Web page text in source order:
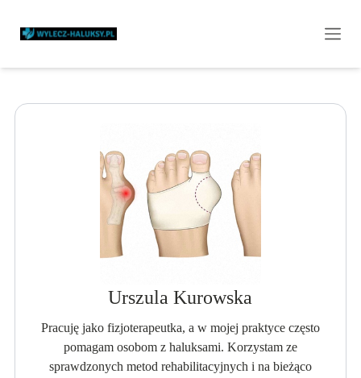
Urszula Kurowska
Pracuję jako fizjoterapeutka, a w mojej praktyce często
pomagam osobom z haluksami. Korzystam ze
sprawdzonych metod rehabilitacyjnych i na bieżąco